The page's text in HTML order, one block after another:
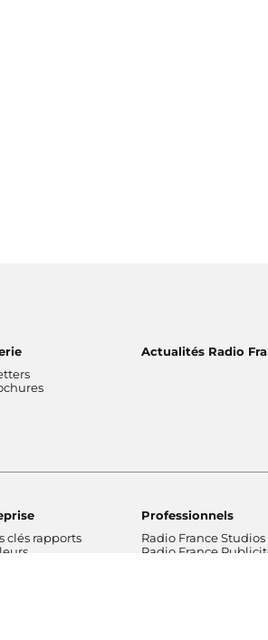
Actualités Radio
clés rapports
Professionnels
Radio France Studios
Radio France